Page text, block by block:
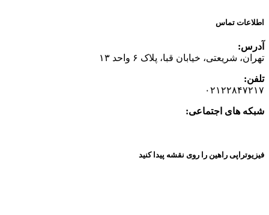
اطلاعات تماس
آدرس:
تهران، شریعتی، خیابان قبا، پلاک ۶ واحد ۱۳
تلفن:
۰۲۱۲۲۸۴۷۲۱۷
شبکه های اجتماعی:
فیزیوتراپی راهین را روی نقشه پیدا کنید